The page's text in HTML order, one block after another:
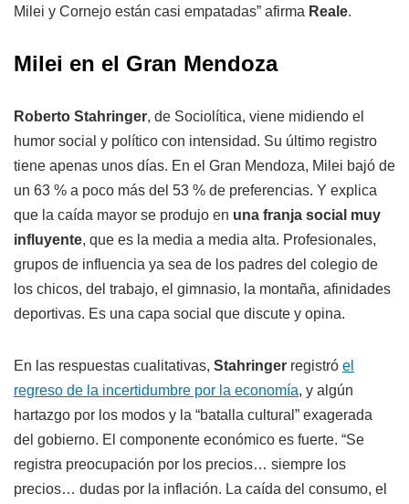
Milei y Cornejo están casi empatadas” afirma Reale.
Milei en el Gran Mendoza
Roberto Stahringer, de Sociolítica, viene midiendo el
humor social y político con intensidad. Su último registro
tiene apenas unos días. En el Gran Mendoza, Milei bajó de
un 63 % a poco más del 53 % de preferencias. Y explica
que la caída mayor se produjo en una franja social muy
influyente, que es la media a media alta. Profesionales,
grupos de influencia ya sea de los padres del colegio de
los chicos, del trabajo, el gimnasio, la montaña, afinidades
deportivas. Es una capa social que discute y opina.
En las respuestas cualitativas, Stahringer registró el
regreso de la incertidumbre por la economía, y algún
hartazgo por los modos y la “batalla cultural” exagerada
del gobierno. El componente económico es fuerte. “Se
registra preocupación por los precios… siempre los
precios… dudas por la inflación. La caída del consumo, el